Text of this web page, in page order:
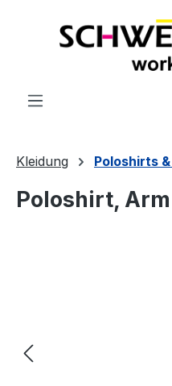
Kleidung Poloshirts
Poloshirt,